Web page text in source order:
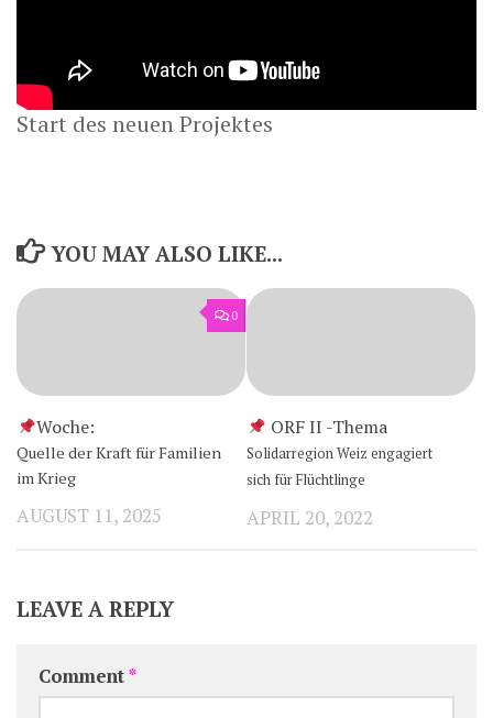
Start des neuen Projektes
YOU MAY ALSO LIKE...
0
Woche:
Quelle der Kraft für Familien
im Krieg
AUGUST 11, 2025
ORF II -Thema
Solidarregion Weiz engagiert
sich für Flüchtlinge
APRIL 20, 2022
LEAVE A REPLY
Comment*